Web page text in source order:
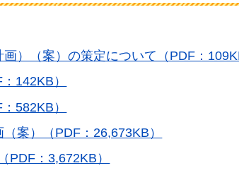
）（案）の策定について（PDF：
142KB）
582KB）
案）（PDF：26,673KB）
PDF：3,672KB）